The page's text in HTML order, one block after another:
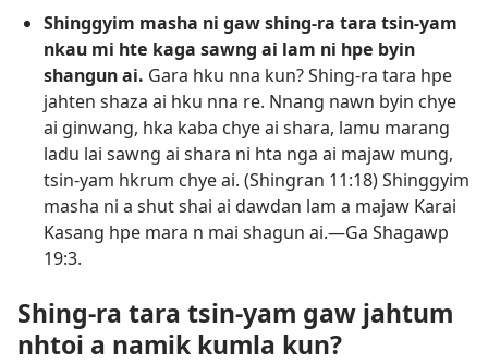
Shinggyim masha ni gaw shing-ra tara tsin-yam
nkau mi hte kaga sawng ai lam ni hpe byin
shangun ai. Gara hku nna kun? Shing-ra tara hpe
jahten shaza ai hku nna re. Nnang nawn byin chye
ai ginwang, hka kaba chye ai shara, lamu marang
ladu lai sawng ai shara ni hta nga ai majaw mung,
tsin-yam hkrum chye ai. (Shingran 11:18) Shinggyim
masha ni a shut shai ai dawdan lam a majaw Karai
Kasang hpe mara n mai shagun ai.​—Ga Shagawp
19:3.
Shing-ra tara tsin-yam gaw jahtum
nhtoi a namik kumla kun?